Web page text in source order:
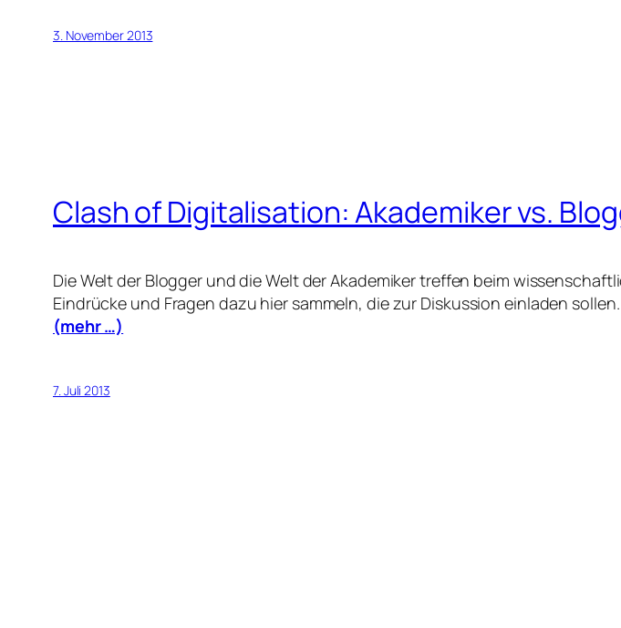
3. November 2013
Clash of Digitalisation: Akademiker vs.
Die Welt der Blogger und die Welt der Akademiker treffen beim
Eindrücke und Fragen dazu hier sammeln, die zur Diskussion einladen sollen.
(mehr …)
7. Juli 2013